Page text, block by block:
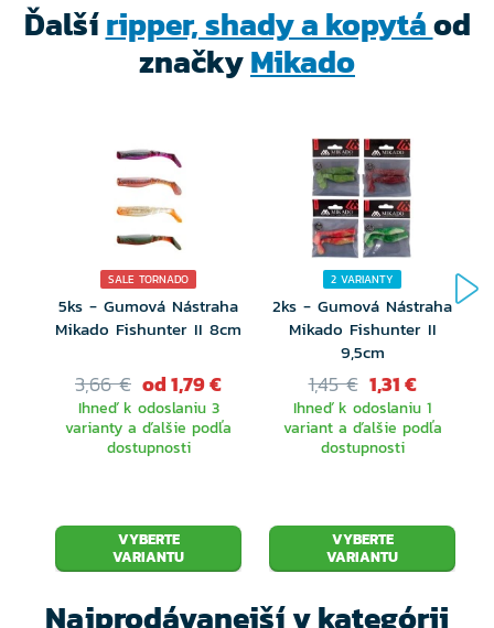
Ďalšíripper, shady a kopytáod
značkyMikado
SALE TORNADO
5ks - Gumová Nástraha
Mikado Fishunter II 8cm
3,66 € od 1,79 €
Ihneď k odoslaniu 3
varianty a ďalšie podľa
dostupnosti
VYBERTE
VARIANTU
2 VARIANTY
2ks - Gumová Nástraha
Mikado Fishunter II
9,5cm
1,45 € 1,31 €
Ihneď k odoslaniu 1
variant a ďalšie podľa
dostupnosti
VYBERTE
VARIANTU
Najprodávanejší v kategórii